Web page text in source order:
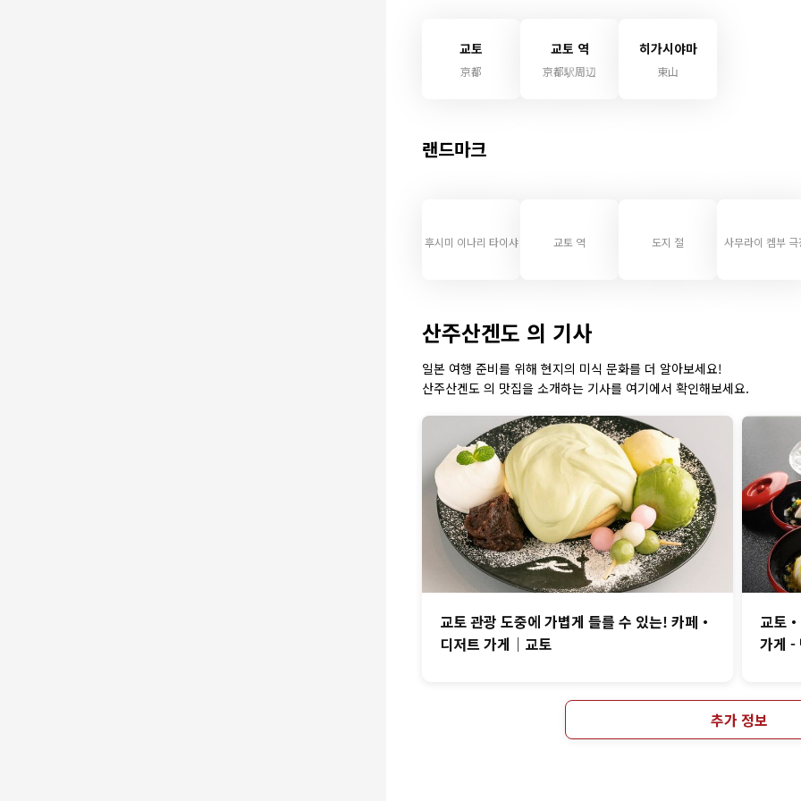
교토
京都
교토 역
京都駅周辺
히가시야마
東山
랜드마크
후시미 이나리 타이샤 교토 역 도지 절 사무라이 켐부 극
산주산겐도 의 기사
일본 여행 준비를 위해 현지의 미식 문화를 더 알아보세요!
산주산겐도 의 맛집을 소개하는 기사를 여기에서 확인해보세요.
교토 관광 도중에 가볍게 들를 수 있는! 카페・
디저트 가게｜교토
교토
가게 -
추가 정보